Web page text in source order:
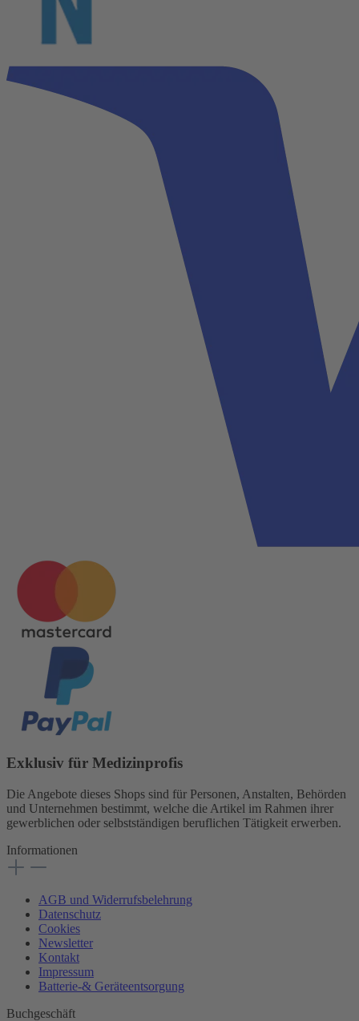
Exklusiv für Medizinprofis
Die Angebote dieses Shops sind für Personen, Anstalten, Behörden
und Unternehmen bestimmt, welche die Artikel im Rahmen ihrer
gewerblichen oder selbstständigen beruflichen Tätigkeit erwerben.
Informationen
AGB und Widerrufsbelehrung
Datenschutz
Cookies
Newsletter
Kontakt
Impressum
Batterie-& Geräteentsorgung
Buchgeschäft